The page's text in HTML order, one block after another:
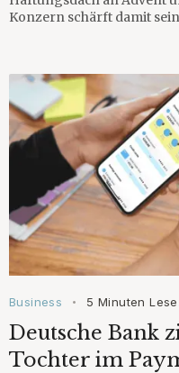
Konzern schärft damit
Business • 5 Minuten
Deutsche Bank
Tochter im